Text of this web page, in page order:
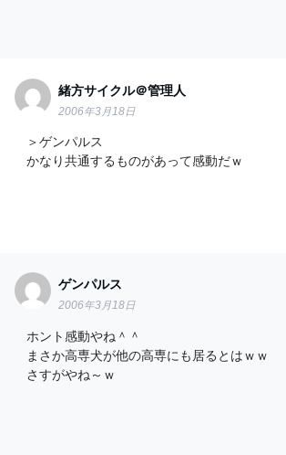
緒方サイクル＠管理人
2006年3月18日
＞ゲンパルス
かなり共通するものがあって感動だｗ
ゲンパルス
2006年3月18日
ホント感動やね＾＾
まさか高専犬が他の高専にも居るとはｗｗ
さすがやね～ｗ